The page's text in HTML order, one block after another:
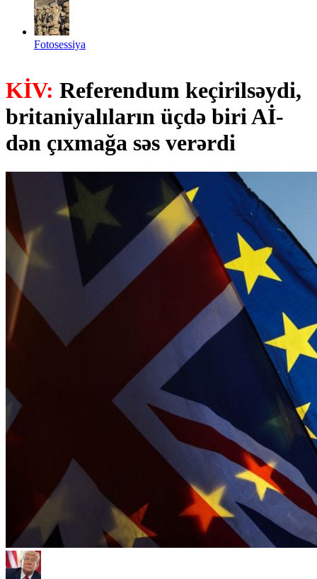
Fotosessiya
KİV: Referendum keçirilsəydi,
britaniyalıların üçdə biri Aİ-
dən çıxmağa səs verərdi